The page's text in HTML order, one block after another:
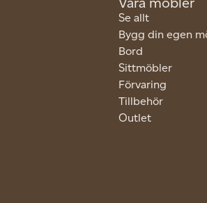
Se allt
Bygg din egen
Bord
Sittmöbler
Förvaring
Tillbehör
Outlet